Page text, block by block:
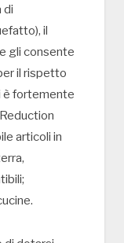
di
il
gli consente
il rispetto
è fortemente
articoli in